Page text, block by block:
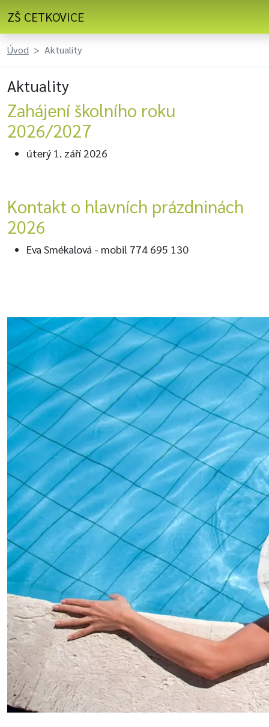
ZŠ CETKOVICE
Úvod Aktuality
Aktuality
Zahájení školního roku
2026/2027
úterý 1. září 2026
Kontakt o hlavních prázdninách
2026
Eva Smékalová - mobil 774 695 130